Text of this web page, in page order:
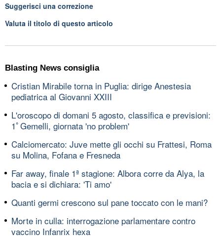
Suggerisci una correzione
Valuta il titolo di questo articolo
Blasting News consiglia
Cristian Mirabile torna in Puglia: dirige Anestesia
pediatrica al Giovanni XXIII
L'oroscopo di domani 5 agosto, classifica e previsioni:
1ﾟGemelli, giornata 'no problem'
Calciomercato: Juve mette gli occhi su Frattesi, Roma
su Molina, Fofana e Fresneda
Far away, finale 1ª stagione: Albora corre da Alya, la
bacia e si dichiara: 'Ti amo'
Quanti germi crescono sul pane toccato con le mani?
Morte in culla: interrogazione parlamentare contro
vaccino Infanrix hexa